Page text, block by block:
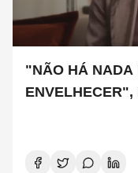
"NÃO HÁ NADA